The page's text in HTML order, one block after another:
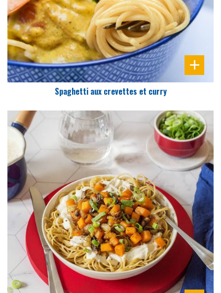
PRÉPARATION
15 Min
Spaghetti aux crevettes et curry
DIFFICULTÉ
PRÉPARATION
30 Min